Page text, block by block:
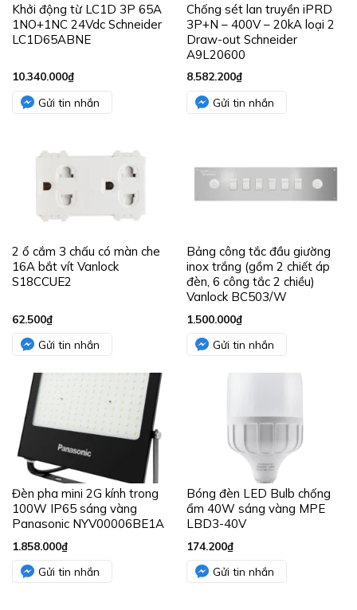
Khởi động từ LC1D 3P 65A
1NO+1NC 24Vdc Schneider
LC1D65ABNE
10.340.000₫
Gửi tin nhắn
Chống sét lan truyền iPRD
3P+N – 400V – 20kA loại 2
Draw-out Schneider
A9L20600
8.582.200₫
Gửi tin nhắn
2 ổ cắm 3 chấu có màn che
16A bắt vít Vanlock
S18CCUE2
62.500₫
Gửi tin nhắn
Bảng công tắc đầu giường
inox trắng (gồm 2 chiết áp
đèn, 6 công tắc 2 chiều)
Vanlock BC503/W
1.500.000₫
Gửi tin nhắn
Đèn pha mini 2G kính trong
100W IP65 sáng vàng
Panasonic NYV00006BE1A
1.858.000₫
Gửi tin nhắn
Bóng đèn LED Bulb chống
ẩm 40W sáng vàng MPE
LBD3-40V
174.200₫
Gửi tin nhắn